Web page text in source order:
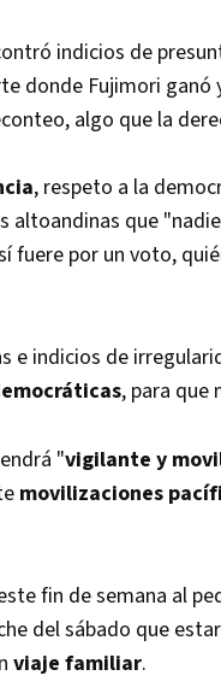
indicios de
donde Fujimori
algo que la
, respeto a la
altoandinas que
fuere por un voto,
e indicios de
, para que
"vigilante y
movilizaciones
fin de semana al
del sábado que
viaje familiar.